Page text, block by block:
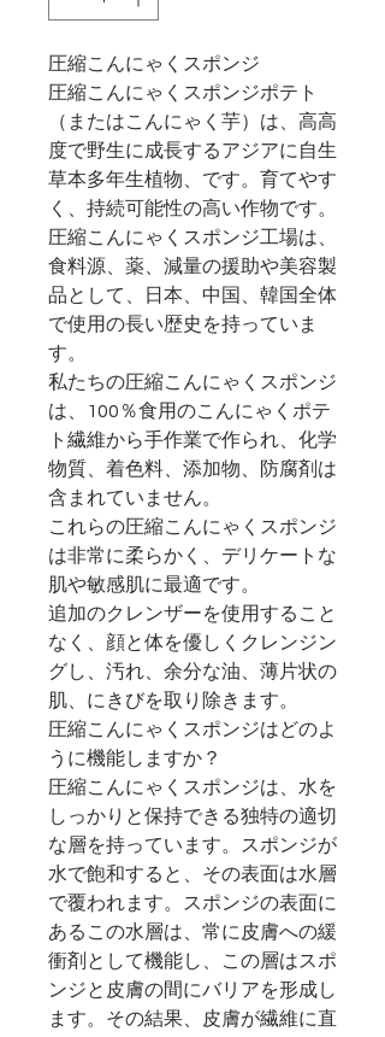
圧縮こんにゃくスポンジ
圧縮こんにゃくスポンジポテト
（またはこんにゃく芋）は、高高
度で野生に成長するアジアに自生
草本多年生植物、です。育てやす
く、持続可能性の高い作物です。
圧縮こんにゃくスポンジ工場は、
食料源、薬、減量の援助や美容製
品として、日本、中国、韓国全体
で使用の長い歴史を持っていま
す。
私たちの圧縮こんにゃくスポンジ
は、100％食用のこんにゃくポテ
ト繊維から手作業で作られ、化学
物質、着色料、添加物、防腐剤は
含まれていません。
これらの圧縮こんにゃくスポンジ
は非常に柔らかく、デリケートな
肌や敏感肌に最適です。
追加のクレンザーを使用すること
なく、顔と体を優しくクレンジン
グし、汚れ、余分な油、薄片状の
肌、にきびを取り除きます。
圧縮こんにゃくスポンジはどのよ
うに機能しますか？
圧縮こんにゃくスポンジは、水を
しっかりと保持できる独特の適切
な層を持っています。スポンジが
水で飽和すると、その表面は水層
で覆われます。スポンジの表面に
あるこの水層は、常に皮膚への緩
衝剤として機能し、この層はスポ
ンジと皮膚の間にバリアを形成し
ます。その結果、皮膚が繊維に直